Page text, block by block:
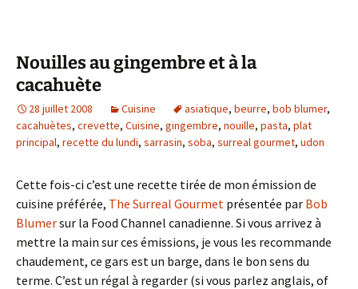
Nouilles au gingembre et à la
cacahuète
28 juillet 2008 Cuisine asiatique, beurre, bob blumer,
cacahuètes, crevette, Cuisine, gingembre, nouille, pasta, plat
principal, recette du lundi, sarrasin, soba, surreal gourmet, udon
Cette fois-ci c’est une recette tirée de mon émission de
cuisine préférée, The Surreal Gourmet présentée par Bob
Blumersur la Food Channel canadienne. Si vous arrivez à
mettre la main sur ces émissions, je vous les recommande
chaudement, ce gars est un barge, dans le bon sens du
terme. C’est un régal à regarder (si vous parlez anglais, of